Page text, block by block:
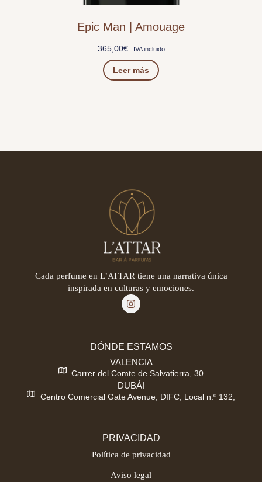
Epic Man | Amouage
365,00€ IVA incluido
Leer más
Cada perfume en L’ATTAR tiene una narrativa única
inspirada en culturas y emociones.
DÓNDE ESTAMOS
VALENCIA
Carrer del Comte de Salvatierra, 30
DUBÁI
Centro Comercial Gate Avenue, DIFC, Local n.º 132,
PRIVACIDAD
Política de privacidad
Aviso legal